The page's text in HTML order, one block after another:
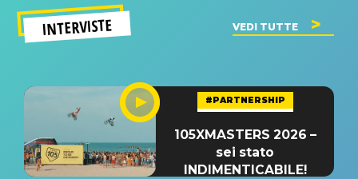
INTERVISTE VEDI TUTTE
#PARTNERSHIP
105XMASTERS 2026 –
sei stato
INDIMENTICABILE!